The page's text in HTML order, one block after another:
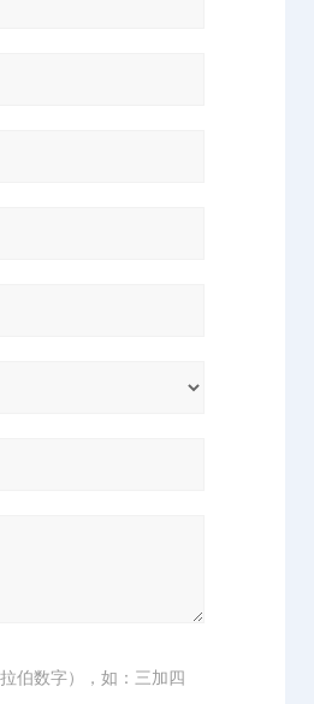
伯数字），如：三加四